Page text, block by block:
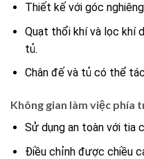
Thiết kế với góc
Quạt thổi khí và lọc khí
tủ.
Chân đế và tủ có thể
Không gian làm việc phía
Sử dụng an toàn với tia
Điều chỉnh được chiều